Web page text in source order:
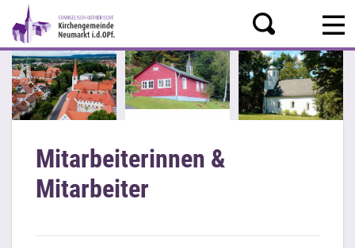
Mitarbeiterinnen &
Mitarbeiter